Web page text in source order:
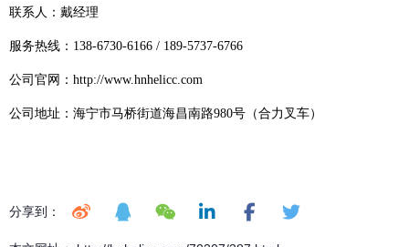
联系人：戴经理
服务热线：138-6730-6166 / 189-5737-6766
公司官网：http://www.hnhelicc.com
公司地址：海宁市马桥街道海昌南路980号（合力叉车）
分享到：